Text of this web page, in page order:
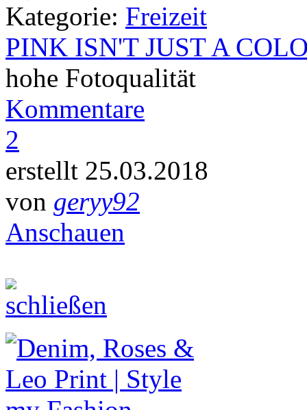
Kategorie: Freizeit
PINK ISN'T JUST A
hohe Fotoqualität
Kommentare
2
erstellt 25.03.2018
von geryy92
Anschauen